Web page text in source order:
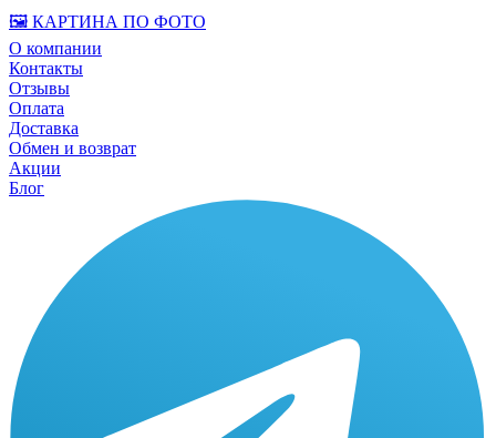
🖼️ КАРТИНА ПО ФОТО
О компании
Контакты
Отзывы
Оплата
Доставка
Обмен и возврат
Акции
Блог